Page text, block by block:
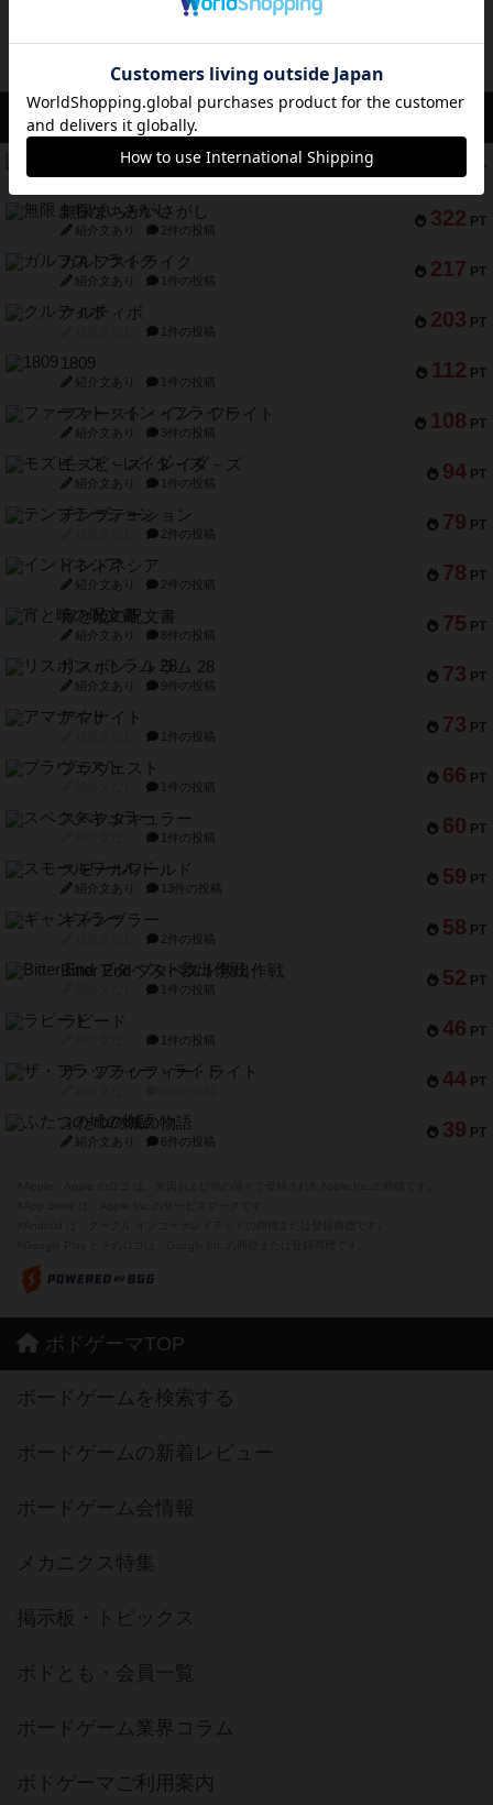
アクセス数 急上昇中
PT
コレクト！
紹介文なし 1件の投稿
322 PT
無限まちがいさがし
紹介文あり 2件の投稿
217 PT
ガルフストライク
紹介文あり 1件の投稿
203 PT
クルティボ
1件の投稿
112 PT
1809
紹介文あり 1件の投稿
108 PT
ファースト・イン・フライト
紹介文あり 3件の投稿
94 PT
モズビ－ズ・レイダ－ズ
紹介文あり 1件の投稿
79 PT
テンプテーション
2件の投稿
78 PT
インドネシア
紹介文あり 2件の投稿
75 PT
宵と暁の呪文書
紹介文あり 8件の投稿
73 PT
リスボン・トラム 28
紹介文あり 9件の投稿
73 PT
アマナイト
1件の投稿
66 PT
ブラヴェスト
1件の投稿
60 PT
スペクタキュラー
1件の投稿
59 PT
スモールワールド
紹介文あり 13件の投稿
58 PT
ギャンブラー
2件の投稿
52 PT
Bitter End ブタペスト救出作戦
1件の投稿
46 PT
ラピード
1件の投稿
44 PT
ザ・フラッフィー・ライト
39 PT
ふたつの城の物語
紹介文あり 6件の投稿
ボドゲーマTOP
ボードゲームを検索する
ボードゲームの新着レビュー
ボードゲーム会情報
メカニクス特集
掲示板・トピックス
ボドとも・会員一覧
ボードゲーム業界コラム
ボドゲーマご利用案内